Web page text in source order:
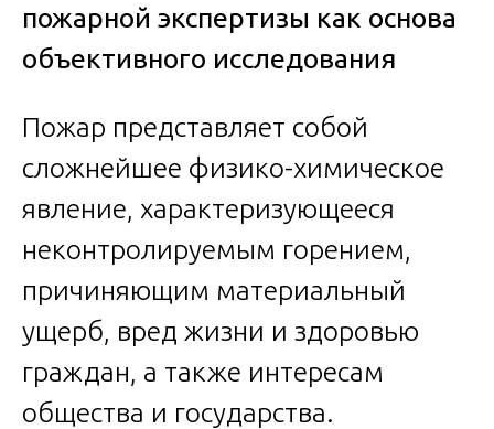
пожарной экспертизы как основа
объективного исследования
Пожар представляет собой
сложнейшее физико-химическое
явление, характеризующееся
неконтролируемым горением,
причиняющим материальный
ущерб, вред жизни и здоровью
граждан, а также интересам
общества и государства.